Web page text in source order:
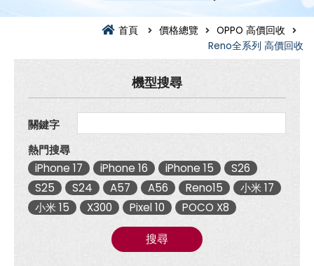
覽|
首頁 價格總覽
OPPO 高價回收
Reno全系列 高價回收
機型搜尋
關鍵字
熱門搜尋
iPhone 17
iPhone 16 iPhone 15
S26
S25
S24 A57 A56 Reno15
小米 17
小米 15
X300 Pixel 10 POCO X8
搜尋